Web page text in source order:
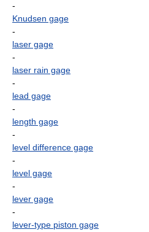
-
Knudsen gage
-
laser gage
-
laser rain gage
-
lead gage
-
length gage
-
level difference gage
-
level gage
-
lever gage
-
lever-type piston gage